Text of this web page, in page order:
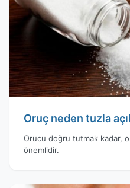
Oruç neden tuzla
Orucu doğru tutmak kadar,
önemlidir.